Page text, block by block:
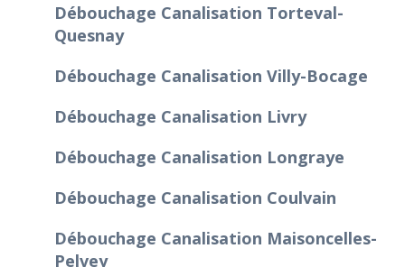
Débouchage Canalisation Torteval-
Quesnay
Débouchage Canalisation Villy-Bocage
Débouchage Canalisation Livry
Débouchage Canalisation Longraye
Débouchage Canalisation Coulvain
Débouchage Canalisation Maisoncelles-
Pelvey